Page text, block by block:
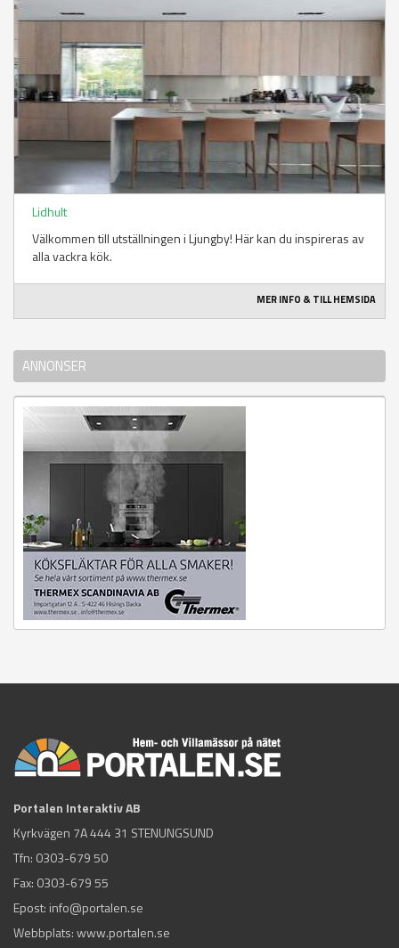
Lidhult
Välkommen till utställningen i Ljungby! Här kan du inspireras av
alla vackra kök.
MER INFO & TILL HEMSIDA
ANNONSER
Portalen Interaktiv AB
Kyrkvägen 7A 444 31 STENUNGSUND
Tfn: 0303-679 50
Fax: 0303-679 55
Epost: info@portalen.se
Webbplats: www.portalen.se